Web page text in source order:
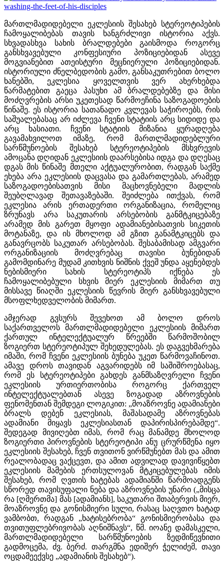
მართლმადიდებელი ეკლესიის შესახებ სტერეოტიპების
ჩამოყალიბებას თავის ხანგრძლივი ისტორია აქვს.
სხვადასხვა სახის ბრალდებები გაისმოდა როგორც
განსხვავებული კონფესიური პოზიციებიდან ასევე
მოგვიანებით ათეისტური მეცნიერული პოზიციებიდან.
ისტორიული ძნელბედობის გამო, განსაკუთრებით ბოლო
ხანებში, ეკლესია ყოველთვის ვერ ახერხებდა
წარმატებით გაეცა პასუხი ამ ბრალდებებზე და მისი
მოძღვრების არსი უკეთესად წარმოეჩინა საზოგადოების
წინაშე. ეს ისტორია სათანადო კვლევას საჭიროებს, რის
საშუალებასაც არ იძლევა ჩვენი სტატიის არც სიდიდე და
არც ხასიათი. ჩვენი სტატიის მიზანია ყურადღება
გავამახვილოთ იმაზე, რომ მართლმადიდებლური
სარწმუნოების შესახებ სტერეოტიპების მსხვრევის
ამოცანა დღიდან ეკლესიის დაარსებისა იდგა და დღესაც
დგას მის წინაშე მთელი აქტუალურობით, რადგან საქმე
ეხება არა ეკლესიის დაცვასა და გამართლებას, არამედ
საზოგადოებისათვის მისი მაცხოვნებელი მადლის
შეუბღლავად შეთავაზებაში. შეიძლება ითქვას, რომ
ეკლესია არის ერთადერთი ორგანიზაცია, რომელიც
ზრუნავს არა საკუთარის არსებობის განმტკიცებაზე
არამედ მის გარეთ მყოფი ადამიანებისათვის სიკეთის
მოტანაზე, და ის მხოლოდ ამ გზით განამტკიცებს და
განავრცობს საკუთარ არსებობას. შესაბამისად ამგვარი
ორგანიზაციის მოძღვრებაც თავისი ბუნებიდან
გამომდინარე მუდამ კითხვის ნიშნის ქვეშ უნდა აყენებდეს
ნებისმიერი სახის სტერეოტიპს იქნება ეს
ჩამოყალიბებული სხვის მიერ ეკლესიის მიმართ თუ
მისსავე წიაღში ეკლესიის წევრის მიერ განსხვავებული
მსოფლხედველობის მიმართ.
ამჯერად გვსურს შევეხოთ ამ ბოლო დროს
საქართველოს მართლმადიდებელი ეკლესიის მიმართ
ქართულ ინტელექტუალურ წრეებში წარმოშობილ
ზოგიერთ სტერეოტიპულ შეხედულებას. ეს დაგვეხმარება
იმაში, რომ ჩვენი ეკლესიის ბუნება უკეთ წარმოვაჩინოთ.
ამავე დროს თავიდან აგვარიდებს იმ საშიშროებასაც,
რომ ეს სტერეოტიპები გახდეს განმსაზღვრელი ჩვენი
ეკლესიის ურთიერთობისა როგორც ქართველ
ინტელექტუალებთან ასევე ზოგადად აზროვნების
ფენომენთან შემდეგი ლოგიკით: „მოაზროვნე ადამიანები
ბრალს დებენ ეკლესიას, მაშასადამე აზროვნებას
ადამიანი მიყავს ეკლესიასთან დაპირისპირებამდე“.
შედეგად მივიღებთ იმას, რომ რაც მანამდე მხოლოდ
ზოგიერთი პიროვნების სტერეოტიპი ანუ ცრურწმენა იყო
ეკლესიის შესახებ, ჩვენ თვითონ ვირწმუნებთ მას და ამით
რეალობადაც ვაქცევთ, და ამით ადვილად დავივიწყებთ
ეკლესიის მამების ერთსულოვან მტკიცებულებას იმის
შესახებ, რომ ღვთის ხატებას ადამიანში წარმოადგენს
სწორედ თავისუფალი ნება და აზროვნების უნარი („მისცა
რა [ღმერთმა] მას [ადამიანს], საკუთარი შთაბერვის მიერ,
მოაზროვნე და გონისმიერი სული, რასაც საღვთო ხატად
ვამბობთ, რადგან „ხატისებრობა“ გონისმიერობასა და
თვითუფლებრივობას აღნიშნავს“, წმ. იოანე დამასკელი,
მართლმადიდებელი სარწმუნოების ზედმიწევნითი
გადმოცემა, ძვ. ბერძ. თარგმნა ედიშერ ჭელიძემ, თავი
ოცდამეექვსე „ადამიანის შესახებ“).